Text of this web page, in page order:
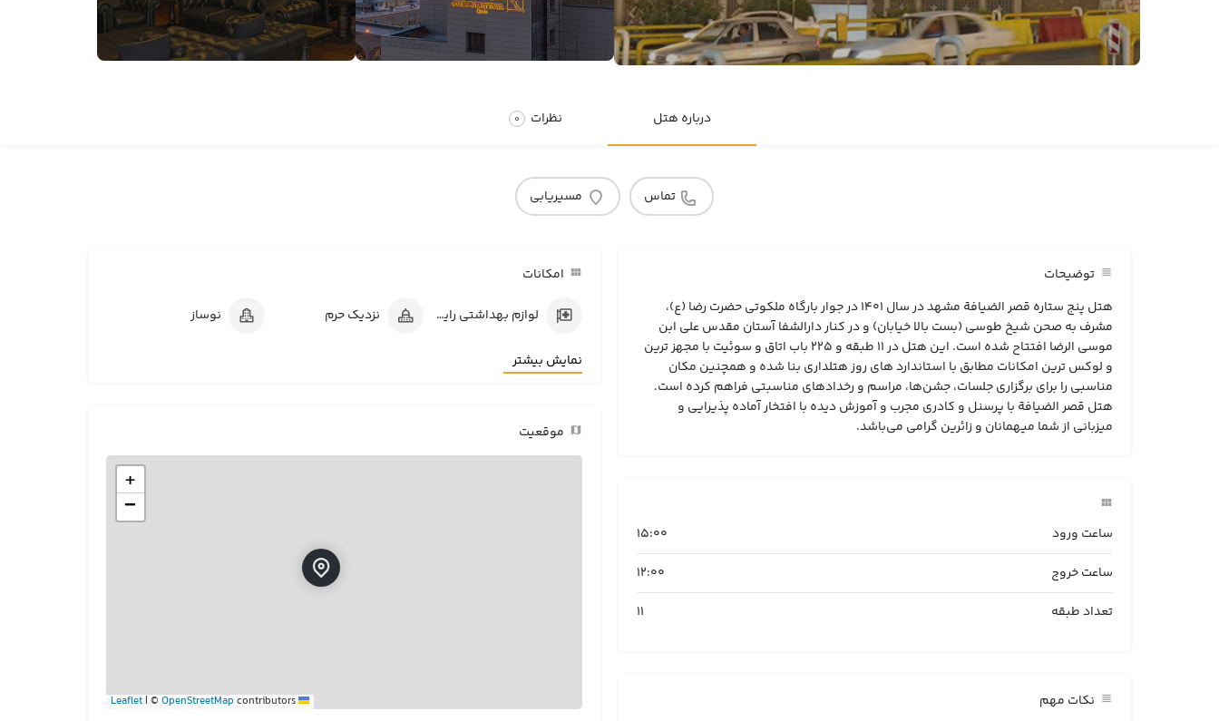
درباره هتل نظرات 0
تماس مسیریابی
توضیحات
هتل پنج ستاره قصر الضیافة مشهد در سال 1401 در جوار بارگاه ملکوتی حضرت رضا (ع)،
مشرف به صحن شیخ طوسی (بست بالا خیابان) و در کنار دارالشفا آستان مقدس علی ابن
موسی الرضا افتتاح شده است. این هتل در 11 طبقه و 225 باب اتاق و سوئیت با مجهز ترین
و لوکس ترین امکانات مطابق با استاندارد های روز هتلداری بنا شده و همچنین مکان
مناسبی را برای برگزاری جلسات، جشن‌­ها، مراسم و رخدادهای مناسبتی فراهم کرده‌ است.
هتل قصر الضیافة با پرسنل و کادری مجرب و آموزش دیده با افتخار آماده پذیرایی و
میزبانی از شما میهمانان و زائرین گرامی می‌باشد.
ساعت ورود
15:00
ساعت خروج
12:00
تعداد طبقه
11
نکات مهم
امکانات
لوازم بهداشتی رایگان نزدیک حرم نوساز
نمایش بیشتر
موقعیت
+
−
| © OpenStreetMap contributors